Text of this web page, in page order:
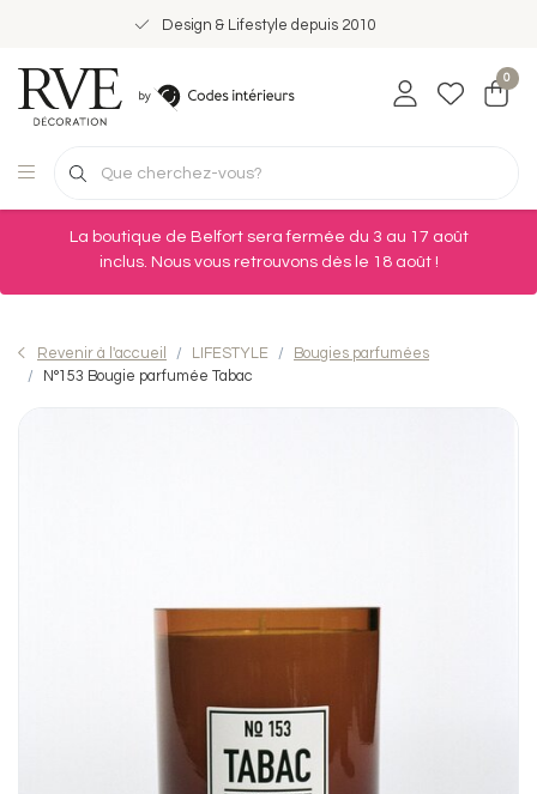
Design & Lifestyle depuis 2010
0
La boutique de Belfort sera fermée du 3 au 17 août
inclus. Nous vous retrouvons dès le 18 août !
Revenir à l'accueil LIFESTYLE
Bougies parfumées
N°153 Bougie parfumée Tabac